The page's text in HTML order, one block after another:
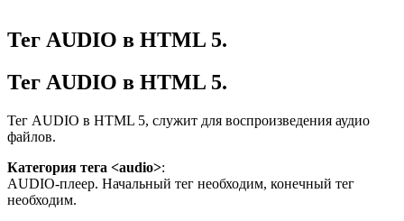
Тег AUDIO в HTML 5.
Тег AUDIO в HTML 5.
Тег AUDIO в HTML 5, служит для воспроизведения аудио
файлов.
Категория тега <audio>:
AUDIO-плеер. Начальный тег необходим, конечный тег
необходим.